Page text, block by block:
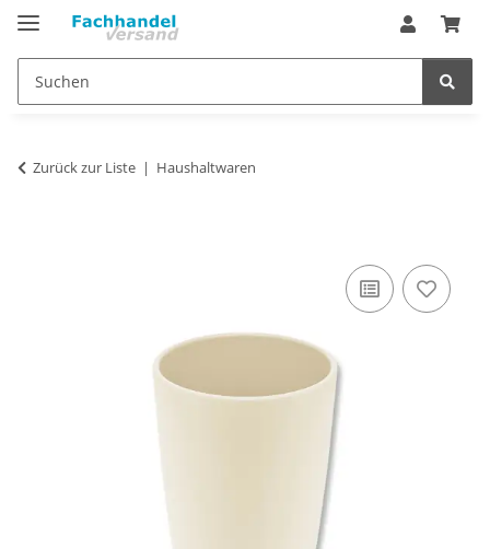
Zurück zur Liste Haushaltwaren